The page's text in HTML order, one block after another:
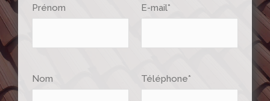
Prénom
Nom
E-mail*
Téléphone*